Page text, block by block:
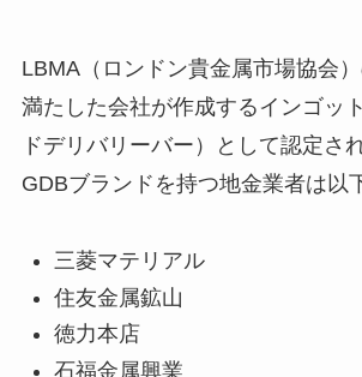
LBMA（ロンドン貴金属市場協会
満たした会社が作成するインゴッ
ドデリバリーバー）として認定さ
GDBブランドを持つ地金業者は以
三菱マテリアル
住友金属鉱山
徳力本店
石福金属興業